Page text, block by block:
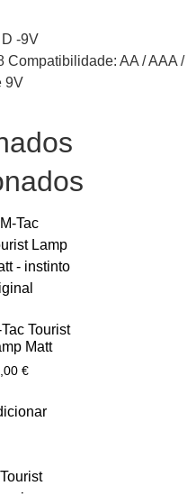
-9V
Compatibilidade: AA / AAA /
9V
Tac Tourist
Matt
€